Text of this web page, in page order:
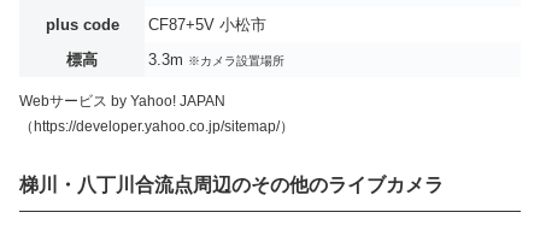
plus code
CF87+5V 小松市
標高
3.3m ※カメラ設置場所
Webサービス by Yahoo! JAPAN
（https://developer.yahoo.co.jp/sitemap/）
梯川・八丁川合流点周辺のその他のライブカメラ